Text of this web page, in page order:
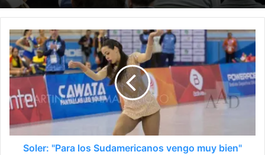
Soler: "Para los Sudamericanos vengo muy bien"